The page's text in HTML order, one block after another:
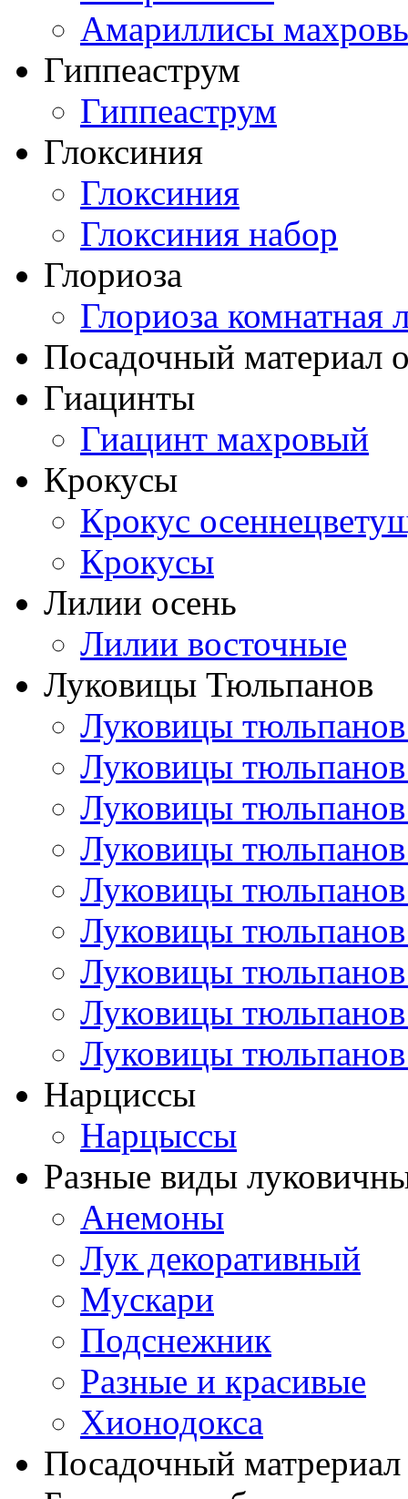
Амариллисы
Гиппеаструм
Гиппеаструм
Глоксиния
Глоксиния
Глоксиния набор
Глориоза
Глориоза комнатная
Посадочный материал
Гиацинты
Гиацинт махровый
Крокусы
Крокус
Крокусы
Лилии осень
Лилии восточные
Луковицы Тюльпанов
Луковицы
Луковицы
Луковицы
Луковицы
Луковицы
Луковицы
Луковицы
Луковицы
Луковицы
Нарциссы
Нарцыссы
Разные виды
Анемоны
Лук декоративный
Мускари
Подснежник
Разные и красивые
Хионодокса
Посадочный матрериал